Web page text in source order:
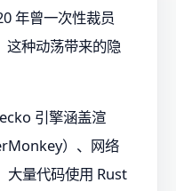
年曾一次性裁员
这种动荡带来的隐
引擎涵盖渲
）、网络
大量代码使用 Rust